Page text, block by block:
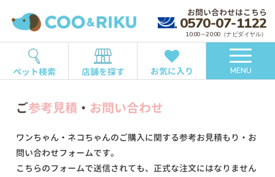
お問い合わせはこちら
0570-07-1122
10:00～20:00（ナビダイヤル）
ペット検索 店舗を探す お気に入り MENU
ご参考見積 ・ お問い合わせ
ワンちゃん・ネコちゃんのご購入に関する参考お見積もり・お
問い合わせフォームです。
こちらのフォームで送信されても、正式な注文にはなりません